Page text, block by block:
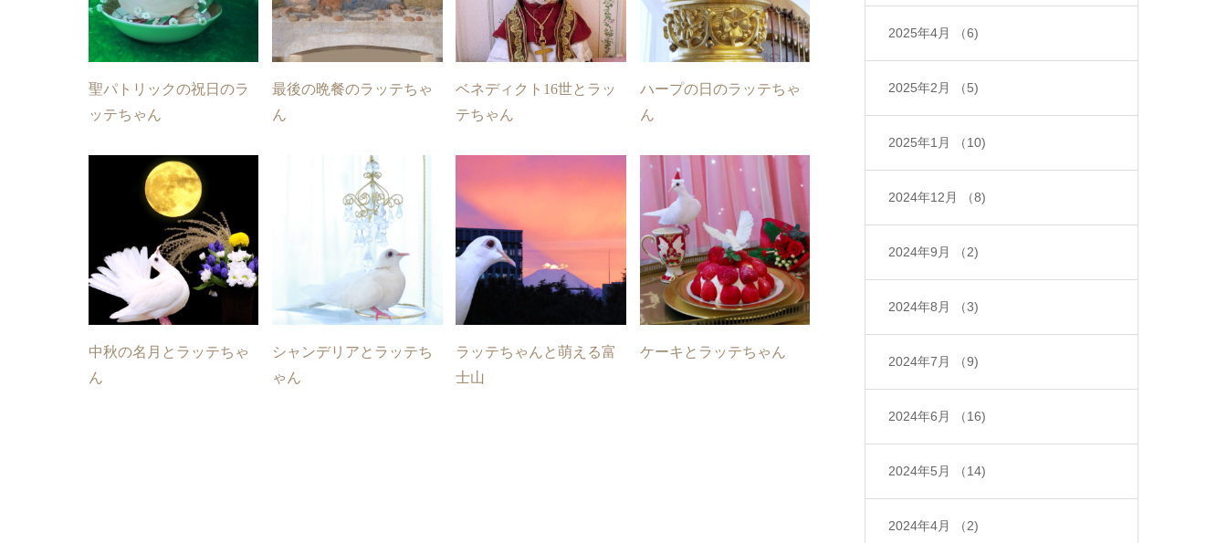
聖パトリックの祝日のラ
ッテちゃん
最後の晩餐のラッテちゃ
ん
ベネディクト16世とラッ
テちゃん
ハープの日のラッテちゃ
ん
中秋の名月とラッテちゃ
ん
シャンデリアとラッテち
ゃん
ラッテちゃんと萌える富
士山
ケーキとラッテちゃん
2025年4月 （6)
2025年2月 （5)
2025年1月 （10)
2024年12月 （8)
2024年9月 （2)
2024年8月 （3)
2024年7月 （9)
2024年6月 （16)
2024年5月 （14)
2024年4月 （2)